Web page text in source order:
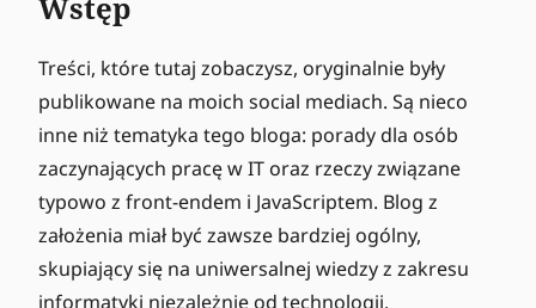
Wstęp
Treści, które tutaj zobaczysz, oryginalnie były
publikowane na moich social mediach. Są nieco
inne niż tematyka tego bloga: porady dla osób
zaczynających pracę w IT oraz rzeczy związane
typowo z front-endem i JavaScriptem. Blog z
założenia miał być zawsze bardziej ogólny,
skupiający się na uniwersalnej wiedzy z zakresu
informatyki niezależnie od technologii,